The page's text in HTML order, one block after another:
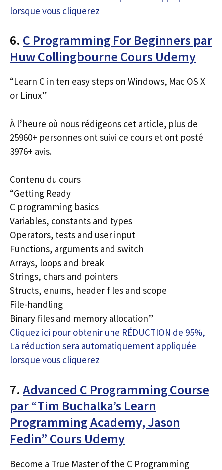
lorsque vous cliquerez
6. C Programming For Beginners par
Huw Collingbourne Cours Udemy
“Learn C in ten easy steps on Windows, Mac OS X
or Linux”
À l’heure où nous rédigeons cet article, plus de
25960+ personnes ont suivi ce cours et ont posté
3976+ avis.
Contenu du cours
“Getting Ready
C programming basics
Variables, constants and types
Operators, tests and user input
Functions, arguments and switch
Arrays, loops and break
Strings, chars and pointers
Structs, enums, header files and scope
File-handling
Binary files and memory allocation”
Cliquez ici pour obtenir une RÉDUCTION de 95%,
La réduction sera automatiquement appliquée
lorsque vous cliquerez
7. Advanced C Programming Course
par “Tim Buchalka’s Learn
Programming Academy, Jason
Fedin” Cours Udemy
Become a True Master of the C Programming